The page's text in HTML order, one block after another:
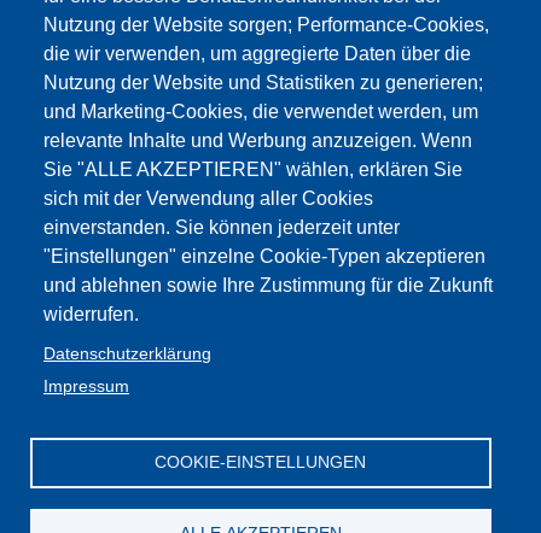
Nutzung der Website sorgen; Performance-Cookies,
die wir verwenden, um aggregierte Daten über die
Nutzung der Website und Statistiken zu generieren;
und Marketing-Cookies, die verwendet werden, um
relevante Inhalte und Werbung anzuzeigen. Wenn
Sie "ALLE AKZEPTIEREN" wählen, erklären Sie
sich mit der Verwendung aller Cookies
einverstanden. Sie können jederzeit unter
"Einstellungen" einzelne Cookie-Typen akzeptieren
und ablehnen sowie Ihre Zustimmung für die Zukunft
widerrufen.
Datenschutzerklärung
Impressum
COOKIE-EINSTELLUNGEN